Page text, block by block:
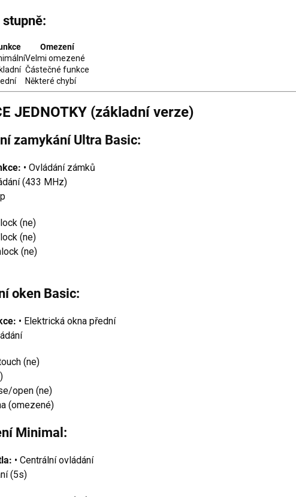
Omezení
Velmi omezené
Částečné funkce
Některé chybí
JEDNOTKY (základní verze)
zamykání Ultra Basic:
• Ovládání zámků
(433 MHz)
(ne)
(ne)
(ne)
oken Basic:
• Elektrická okna přední
(ne)
open (ne)
(omezené)
Minimal:
• Centrální ovládání
(5s)